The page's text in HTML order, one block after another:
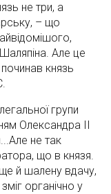
не три, а
– що
Але це
князь
групи
Олександра ІІ
не так
що в князя.
й шалену вдачу,
органічно у